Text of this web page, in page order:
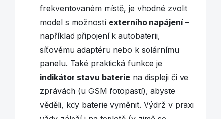
frekventovaném místě, je vhodné zvolit
model s možností externího napájení–
například připojení k autobaterii,
síťovému adaptéru nebo k solárnímu
panelu. Také praktická funkce je
indikátor stavu baterie na displeji či ve
zprávách (u GSM fotopastí), abyste
věděli, kdy baterie vyměnit. Výdrž v praxi